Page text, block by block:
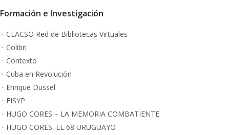
Formación e Investigación
CLACSO Red de Bibliotecas Virtuales
Colibri
Contexto
Cuba en Revolución
Enrique Dussel
FISYP
HUGO CORES – LA MEMORIA COMBATIENTE
HUGO CORES. EL 68 URUGUAYO